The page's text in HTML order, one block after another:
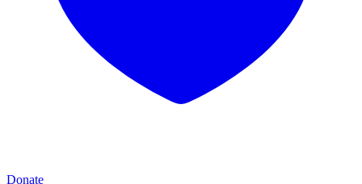
Donate